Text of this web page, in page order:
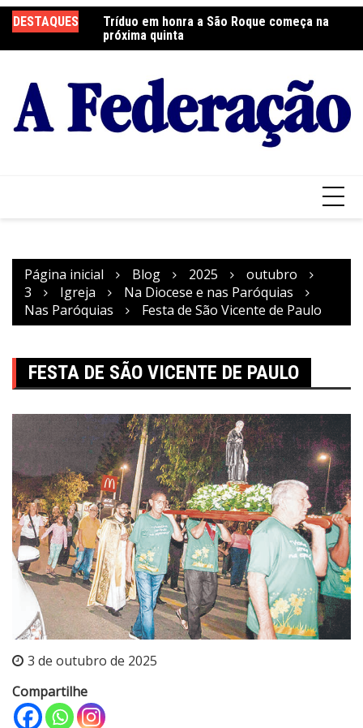
para
o
DESTAQUES
neste sábado
Tríduo em honra a São Roque começa na
próxima quinta
Página inicial Blog 2025
outubro
3
Igreja
Na Diocese e nas Paróquias
Nas Paróquias
Festa de São Vicente de Paulo
FESTA DE SÃO VICENTE DE PAULO
3 de outubro de 2025
Compartilhe